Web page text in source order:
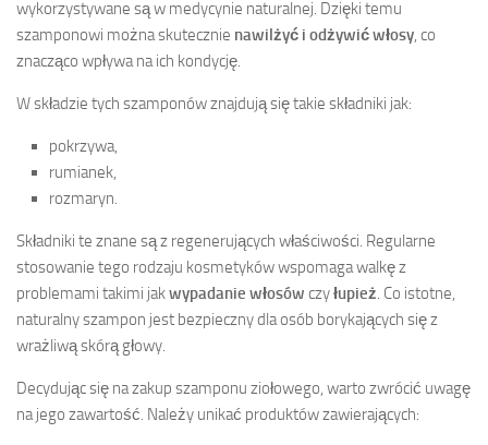
wykorzystywane są w medycynie naturalnej. Dzięki temu
szamponowi można skutecznie nawilżyć i odżywić włosy, co
znacząco wpływa na ich kondycję.
W składzie tych szamponów znajdują się takie składniki jak:
pokrzywa,
rumianek,
rozmaryn.
Składniki te znane są z regenerujących właściwości. Regularne
stosowanie tego rodzaju kosmetyków wspomaga walkę z
problemami takimi jakwypadanie włosów czyłupież. Co istotne,
naturalny szampon jest bezpieczny dla osób borykających się z
wrażliwą skórą głowy.
Decydując się na zakup szamponu ziołowego, warto zwrócić uwagę
na jego zawartość. Należy unikać produktów zawierających: